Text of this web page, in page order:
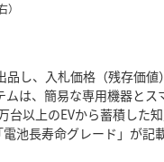
し、入札価格（残存価値
は、簡易な専用機器とス
以上のEVから蓄積した
池長寿命グレード」が記